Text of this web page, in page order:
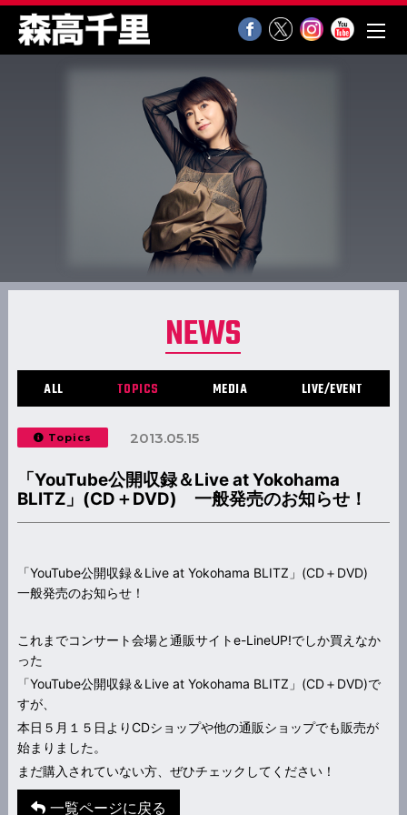
NEWS
ALL TOPICS MEDIA LIVE/EVENT
Topics 2013.05.15
「YouTube公開収録＆Live at Yokohama
BLITZ」(CD＋DVD) 一般発売のお知らせ！
「YouTube公開収録＆Live at Yokohama BLITZ」(CD＋DVD)
一般発売のお知らせ！
これまでコンサート会場と通販サイトe-LineUP!でしか買えなか
った
「YouTube公開収録＆Live at Yokohama BLITZ」(CD＋DVD)で
すが、
本日５月１５日よりCDショップや他の通販ショップでも販売が
始まりました。
まだ購入されていない方、ぜひチェックしてください！
一覧ページに戻る